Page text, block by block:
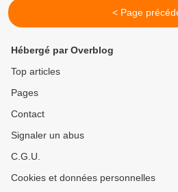
< Page
Hébergé par Overblog
Top articles
Pages
Contact
Signaler un abus
C.G.U.
Cookies et données personnelles